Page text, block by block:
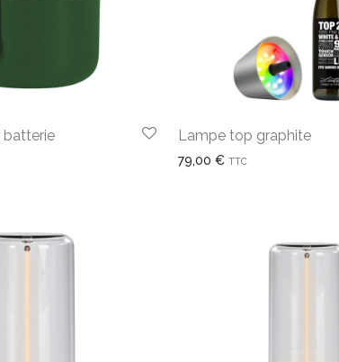
batterie Lampe top graphite
79,00 € TTC